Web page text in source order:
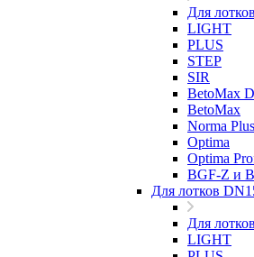
Для
LIGHT
PLUS
STEP
SIR
BetoMax
BetoMax
Norma Plus
Optima
Optima
BGF-Z и
Для лотков
Для
LIGHT